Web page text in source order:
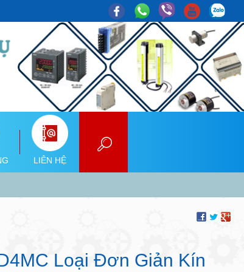
LIÊN HỆ
Loại Đơn Giản Kín